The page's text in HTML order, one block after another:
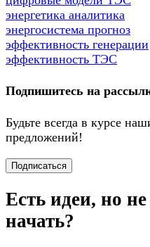
энергетика аналитика
энергосистема прогноз
эффективность генерации
эффективность ТЭС
Подпишитесь на
Будьте всегда в курсе
предложений!
Подписаться
Есть идеи, но не
начать?